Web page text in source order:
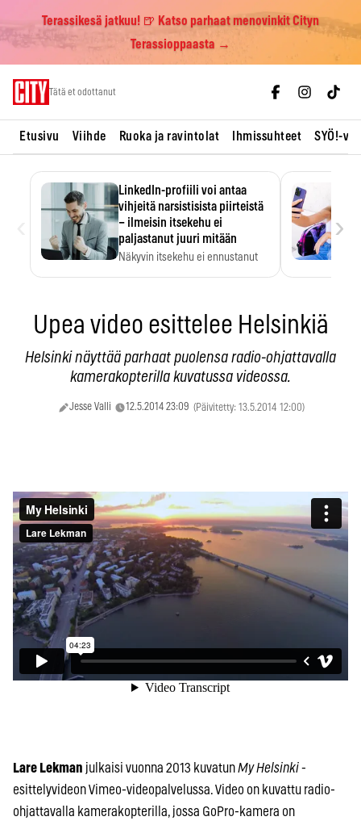
Terassikesä jatkuu! 🍺 Katso parhaat menovinkit Cityn
Terassioppaasta →
Tätä et odottanut
Etusivu Viihde Ruoka ja ravintolat Ihmissuhteet SYÖ!-
LinkedIn-profiili voi antaa
vihjeitä narsistisista piirteistä
– ilmeisin itsekehu ei
paljastanut juuri mitään
Näkyvin itsekehu ei ennustanut
›
Upea video esittelee Helsinkiä
Helsinki näyttää parhaat puolensa radio-ohjattavalla
kamerakopterilla kuvatussa videossa.
Jesse Valli 12.5.2014 23:09 (Päivitetty: 13.5.2014 12:00)
Lare Lekman julkaisi vuonna 2013 kuvatunMy Helsinki-
esittelyvideon Vimeo-videopalvelussa. Video on kuvattu radio-
ohjattavalla kamerakopterilla, jossa GoPro-kamera on